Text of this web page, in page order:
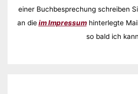
einer Buchbesprechung schreiben
an die im Impressumhinterlegte
so bald ich